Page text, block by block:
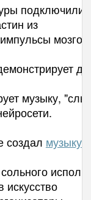
подключили
из
музыку,
создал музыку
сольного
искусство